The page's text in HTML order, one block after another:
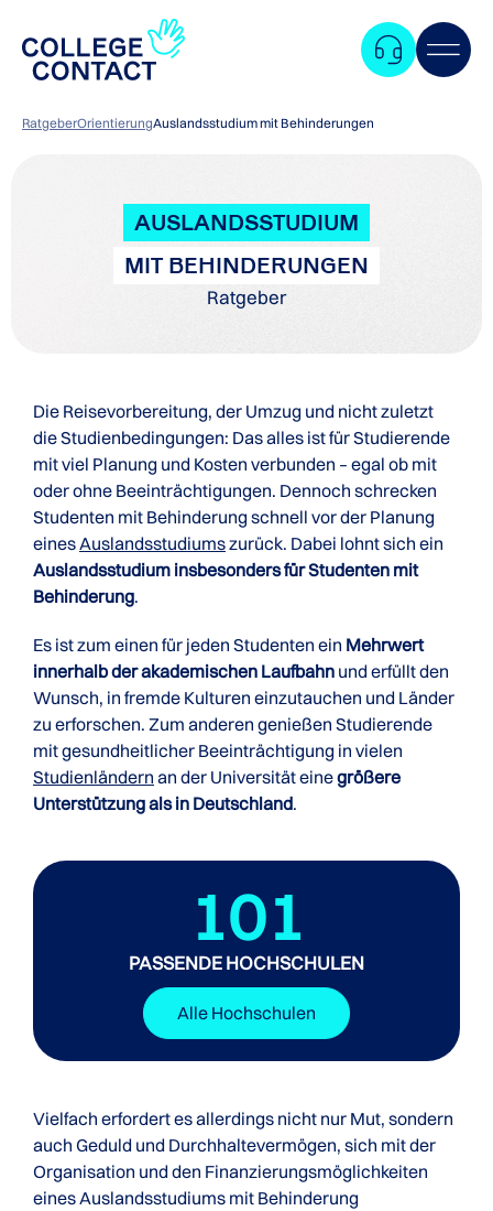
RatgeberOrientierungAuslandsstudium mit Behinderungen
AUSLANDSSTUDIUM
MIT BEHINDERUNGEN
Ratgeber
Die Reisevorbereitung, der Umzug und nicht zuletzt
die Studienbedingungen: Das alles ist für Studierende
mit viel Planung und Kosten verbunden – egal ob mit
oder ohne Beeinträchtigungen. Dennoch schrecken
Studenten mit Behinderung schnell vor der Planung
einesAuslandsstudiumszurück. Dabei lohnt sich ein
Auslandsstudium insbesonders für Studenten mit
Behinderung.
Es ist zum einen für jeden Studenten ein Mehrwert
innerhalb der akademischen Laufbahn und erfüllt den
Wunsch, in fremde Kulturen einzutauchen und Länder
zu erforschen. Zum anderen genießen Studierende
mit gesundheitlicher Beeinträchtigung in vielen
Studienländern an der Universität einegrößere
Unterstützung als in Deutschland.
101
PASSENDE HOCHSCHULEN
Alle Hochschulen
Vielfach erfordert es allerdings nicht nur Mut, sondern
auch Geduld und Durchhaltevermögen, sich mit der
Organisation und den Finanzierungsmöglichkeiten
eines Auslandsstudiums mit Behinderung